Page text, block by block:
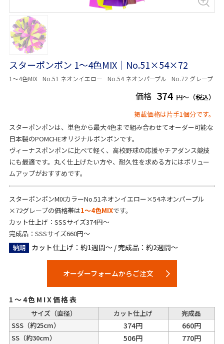
スターポンポン 1～4色MIX｜No.51×54×72
1～4色MIX No.51 ネオンイエロー No.54 ネオンパープル No.72 グレープ
価格 374 円～（税込）
掲載価格は片手1個分です。
スターポンポンは、単色から最大4色まで組み合わせてオーダー可能な
日本製のPOMCHEオリジナルポンポンです。
ヴィーナスポンポンに比べて軽く、高校野球の応援やチアダンス競技
にも最適です。丸く仕上げたい方や、耐久性を求める方にはボリュー
ムアップがおすすめです。
スターポンポンMIXカラーNo.51ネオンイエロー×54ネオンパープル
×72グレープの価格帯は1～4色MIXです。
カット仕上げ：SSSサイズ374円～
完成品：SSSサイズ660円～
納期
カット仕上げ：約1週間～ / 完成品：約2週間～
オーダーフォームからご注文
1～4色MIX価格表
サイズ（直径） カット仕上げ
完成品
SSS（約25cm） 374円 660円
SS（約30cm） 506円 770円